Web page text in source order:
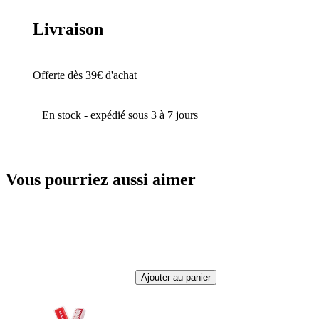
Livraison
Offerte dès 39€ d'achat
En stock - expédié sous 3 à 7 jours
Vous pourriez aussi aimer
Ajouter au panier